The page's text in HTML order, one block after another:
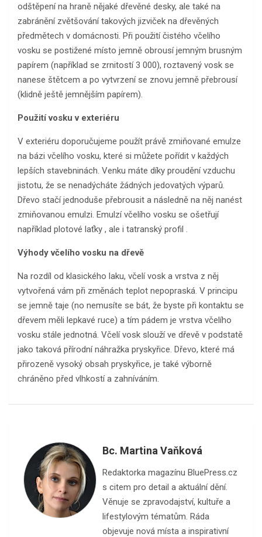
odštěpení na hraně nějaké dřevěné desky, ale také na
zabránění zvětšování takových jizviček na dřevěných
předmětech v domácnosti. Při použití čistého včelího
vosku se postižené místo jemně obrousí jemným brusným
papírem (například se zrnitostí 3 000), roztavený vosk se
nanese štětcem a po vytvrzení se znovu jemně přebrousí
(klidně ještě jemnějším papírem).
Použití vosku v exteriéru
V exteriéru doporučujeme použít právě zmiňované emulze
na bázi včelího vosku, které si můžete pořídit v každých
lepších stavebninách. Venku máte díky proudění vzduchu
jistotu, že se nenadýcháte žádných jedovatých výparů.
Dřevo stačí jednoduše přebrousit a následně na něj nanést
zmiňovanou emulzi. Emulzí včelího vosku se ošetřují
například plotové laťky , ale i tatranský profil .
Výhody včelího vosku na dřevě
Na rozdíl od klasického laku, včelí vosk a vrstva z něj
vytvořená vám při změnách teplot nepopraská. V principu
se jemně taje (no nemusíte se bát, že byste při kontaktu se
dřevem měli lepkavé ruce) a tím pádem je vrstva včelího
vosku stále jednotná. Včelí vosk slouží ve dřevě v podstatě
jako taková přírodní náhražka pryskyřice. Dřevo, které má
přirozeně vysoký obsah pryskyřice, je také výborně
chráněno před vlhkostí a zahníváním.
Bc. Martina Vaňková
Redaktorka magazínu BluePress.cz
s citem pro detail a aktuální dění.
Věnuje se zpravodajství, kultuře a
lifestylovým tématům. Ráda
objevuje nová místa a inspirativní